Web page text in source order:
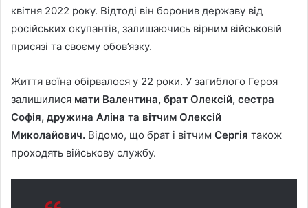
квітня 2022 року. Відтоді він боронив державу від
російських окупантів, залишаючись вірним військовій
присязі та своєму обов’язку.
Життя воїна обірвалося у 22 роки. У загиблого Героя
залишилися мати Валентина, брат Олексій, сестра
Софія, дружина Аліна та вітчим Олексій
Миколайович. Відомо, що брат і вітчим Сергія також
проходять військову службу.